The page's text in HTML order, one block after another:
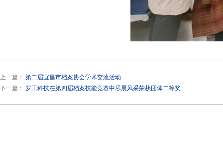
上一篇： 第二届宜昌市档案协会学术交流活动
下一篇： 罗工科技在第四届档案技能竞赛中尽展风采荣获团体二等奖